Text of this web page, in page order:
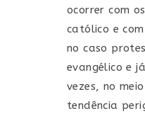
ocorrer com
católico e
no caso
evangélico e
vezes, no
tendência